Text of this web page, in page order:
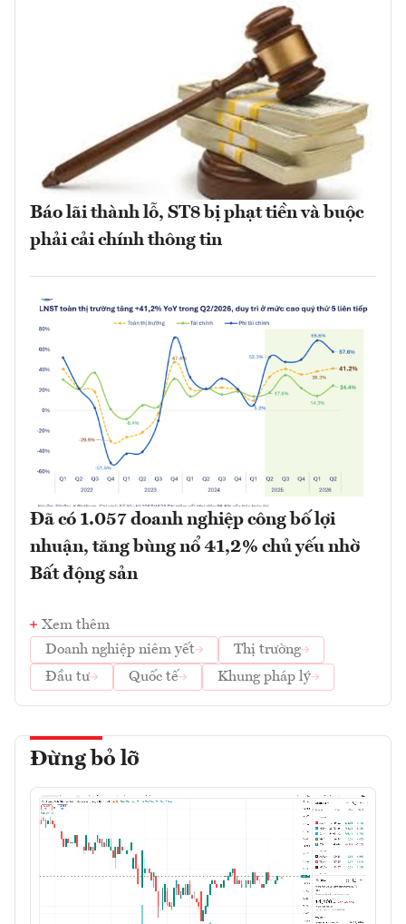
Báo lãi thành lỗ, ST8 bị phạt tiền và buộc
phải cải chính thông tin
Đã có 1.057 doanh nghiệp công bố lợi
nhuận, tăng bùng nổ 41,2% chủ yếu nhờ
Bất động sản
Xem thêm
Doanh nghiệp niêm yết
Thị trường
Đầu tư
Quốc tế Khung pháp lý
Đừng bỏ lỡ